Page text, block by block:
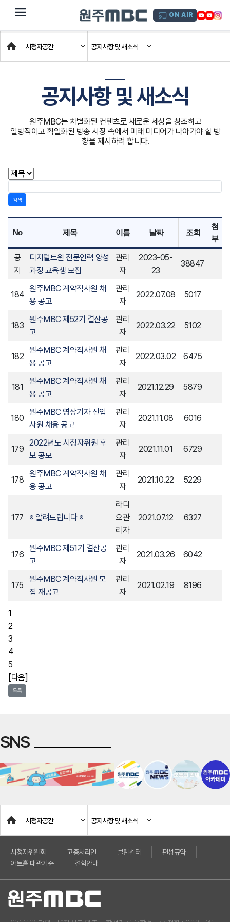
dehaze ON AIR
Home
시청자공간 공지사항 및 새소식
공지사항 및 새소식
원주MBC는 차별화된 컨텐츠로 새로운 세상을 창조하고
일방적이고 획일화된 방송 시장 속에서 미래 미디어가 나아가야 할 방
향을 제시하려 합니다.
검색
No 제목 이름 날짜 조회
첨
부
공
지
디지털트윈 전문인력 양성
과정 교육생 모집
관리
자
2023-05-
23
38847
184
원주MBC 계약직사원 채
용 공고
관리
자
2022.07.08 5017
183
원주MBC 제52기 결산공
고
관리
자
2022.03.22 5102
182
원주MBC 계약직사원 채
용 공고
관리
자
2022.03.02 6475
181
원주MBC 계약직사원 채
용 공고
관리
자
2021.12.29 5879
180
원주MBC 영상기자 신입
사원 채용 공고
관리
자
2021.11.08 6016
179
2022년도 시청자위원 후
보 공모
관리
자
2021.11.01 6729
178
원주MBC 계약직사원 채
용 공고
관리
자
2021.10.22 5229
177 ※ 알려드립니다 ※
라디
오관
리자
2021.07.12 6327
176
원주MBC 제51기 결산공
고
관리
자
2021.03.26 6042
175
원주MBC 계약직사원 모
집 재공고
관리
자
2021.02.19 8196
1
2
3
4
5
[다음]
목록
SNS
Home
시청자공간 공지사항 및 새소식
시청자위원회 고충처리인 클린센터
편성규약
아트홀 대관기준
견학안내